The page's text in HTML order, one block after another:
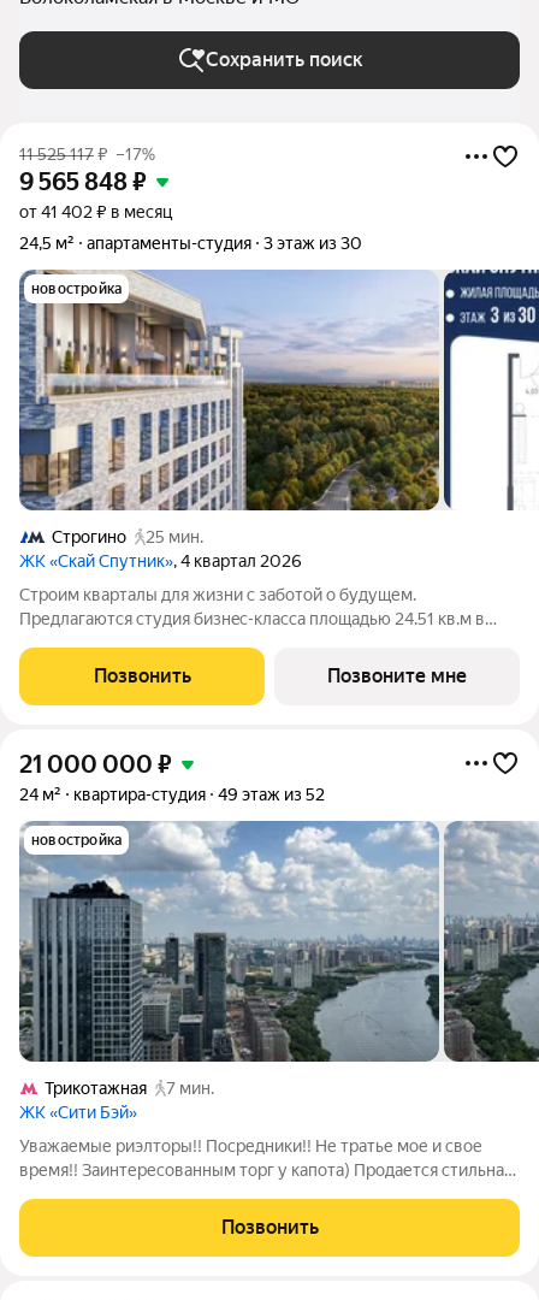
Сохранить поиск
11 525 117₽ –17%
9 565 848₽
от 41 402 ₽ в месяц
24,5 м²
апартаменты-студия 3 этаж из 30
новостройка
Строгино
25 мин.
ЖК «Скай Спутник», 4 квартал 2026
Стрoим квapтaлы для жизни c заботой о будущем.
Пpедлaгаются студия бизнec-клaccа площадью 24.51 кв.м в
«Cкай Спутник».Пропискa нe предуcмотрeна в pамкax
юpидичеcкoго статуca -
Позвонить Позвоните мне
21 000 000 ₽
24 м² квартира-студия 49 этаж из 52
новостройка
Трикотажная
7 мин.
ЖК «Сити Бэй»
Уважаемые риэлторы!! Посредники!! Не тратье мое и свое
время!! Заинтересованным торг у капота) Продается стильная
24 кв. м находится на 49-м этаже 52-этажного дома, что
открывает потрясающие
Позвонить